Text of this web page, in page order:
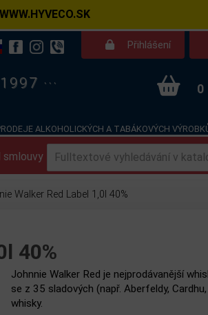
Přihlášení
··· 0
ALKOHOLICKÝCH A TABÁKOVÝCH
smlouvy Kontakt Dotazy
Walker Red Label 1,0l 40%
40%
Johnnie Walker Red je nejprodávanější
se z 35 sladových (např. Aberfeldy,
whisky.